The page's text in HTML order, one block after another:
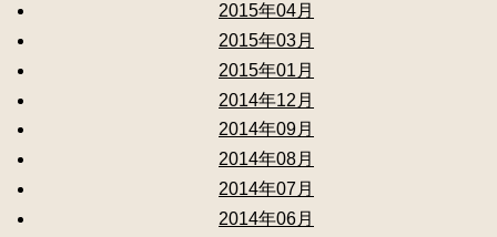
2015年04月
2015年03月
2015年01月
2014年12月
2014年09月
2014年08月
2014年07月
2014年06月